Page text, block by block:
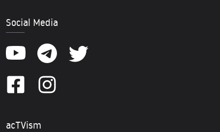
Social Media
acTVism